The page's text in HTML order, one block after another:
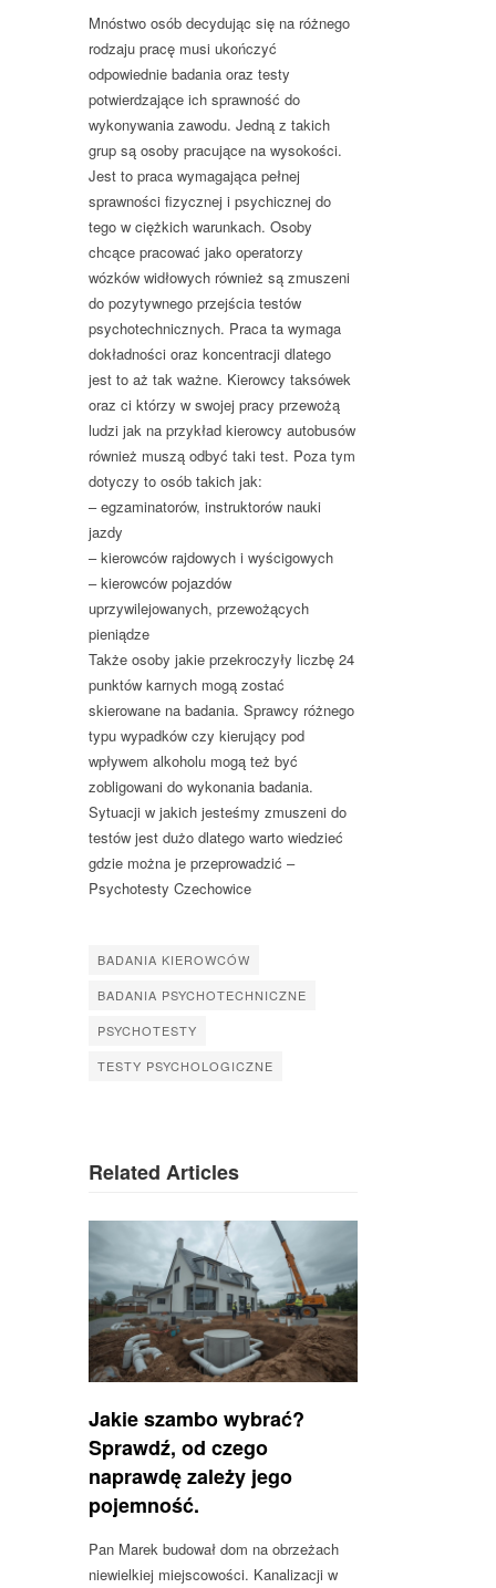
Mnóstwo osób decydując się na różnego
rodzaju pracę musi ukończyć
odpowiednie badania oraz testy
potwierdzające ich sprawność do
wykonywania zawodu. Jedną z takich
grup są osoby pracujące na wysokości.
Jest to praca wymagająca pełnej
sprawności fizycznej i psychicznej do
tego w ciężkich warunkach. Osoby
chcące pracować jako operatorzy
wózków widłowych również są zmuszeni
do pozytywnego przejścia testów
psychotechnicznych. Praca ta wymaga
dokładności oraz koncentracji dlatego
jest to aż tak ważne. Kierowcy taksówek
oraz ci którzy w swojej pracy przewożą
ludzi jak na przykład kierowcy autobusów
również muszą odbyć taki test. Poza tym
dotyczy to osób takich jak:
– egzaminatorów, instruktorów nauki
jazdy
– kierowców rajdowych i wyścigowych
– kierowców pojazdów
uprzywilejowanych, przewożących
pieniądze
Także osoby jakie przekroczyły liczbę 24
punktów karnych mogą zostać
skierowane na badania. Sprawcy różnego
typu wypadków czy kierujący pod
wpływem alkoholu mogą też być
zobligowani do wykonania badania.
Sytuacji w jakich jesteśmy zmuszeni do
testów jest dużo dlatego warto wiedzieć
gdzie można je przeprowadzić –
Psychotesty Czechowice
BADANIA KIEROWCÓW
BADANIA PSYCHOTECHNICZNE
PSYCHOTESTY
TESTY PSYCHOLOGICZNE
Related Articles
Jakie szambo wybrać?
Sprawdź, od czego
naprawdę zależy jego
pojemność.
Pan Marek budował dom na obrzeżach
niewielkiej miejscowości. Kanalizacji w